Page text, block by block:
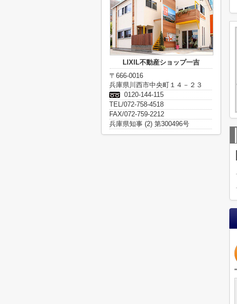
LIXIL不動産ショップ一吉
〒666-0016
兵庫県川西市中央町１４－２３
0120-144-115
TEL/072-758-4518
FAX/072-759-2212
兵庫県知事 (2) 第300496号